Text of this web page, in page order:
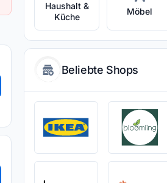
Haushalt &
Küche
Möbel
Beliebte Shops